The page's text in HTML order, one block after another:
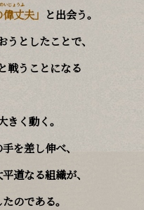
いじょうふ
偉丈夫」 と出会う。
としたことで、
うことになる――
きく動く。
を差し伸べ、
道なる組織が、
のである。